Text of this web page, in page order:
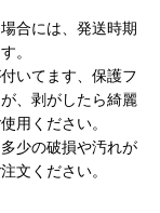
合には、発送時期
。
いてます、保護フ
、剥がしたら綺麗
用ください。
少の破損や汚れが
文ください。